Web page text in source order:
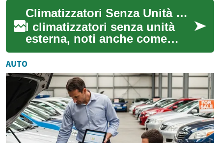
ma per funzionare bene
richie...
Climatizzatori Senza Unità Esterna: La Guida Completa al Comfort Domestico
I climatizzatori senza unità
esterna, noti anche come
condizionatori monoblocco,
rappresentano una soluzione
innovati...
AUTO